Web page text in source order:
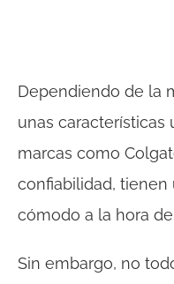
Dependiendo de la
unas características
marcas como
confiabilidad,
cómodo a la hora
Sin embargo, no